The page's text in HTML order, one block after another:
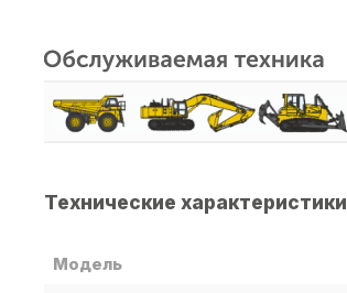
Технические характеристики
Модель